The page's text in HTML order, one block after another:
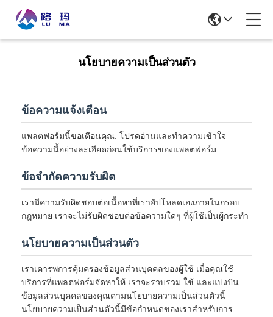
นโยบายความเป็นส่วนตัว
ข้อความแจ้งเตือน
แพลตฟอร์มนี้ขอเตือนคุณ: โปรดอ่านและทำความเข้าใจ
ข้อความนี้อย่างละเอียดก่อนใช้บริการของแพลตฟอร์ม
ข้อจำกัดความรับผิด
เรามีความรับผิดชอบต่อเนื้อหาที่เราอัปโหลดเองภายในกรอบ
กฎหมาย เราจะไม่รับผิดชอบต่อข้อความใดๆ ที่ผู้ใช้เป็นผู้กระทำ
นโยบายความเป็นส่วนตัว
เราเคารพการคุ้มครองข้อมูลส่วนบุคคลของผู้ใช้ เมื่อคุณใช้
บริการที่แพลตฟอร์มจัดหาให้ เราจะรวบรวม ใช้ และแบ่งปัน
ข้อมูลส่วนบุคคลของคุณตามนโยบายความเป็นส่วนตัวนี้
นโยบายความเป็นส่วนตัวนี้มีข้อกำหนดของเราสำหรับการ